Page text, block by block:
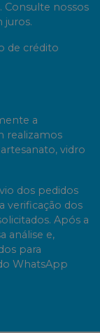
Consulte nossos
juros.
de crédito
a
realizamos
vidro
dos pedidos
verificação dos
Após a
análise e,
para
WhatsApp